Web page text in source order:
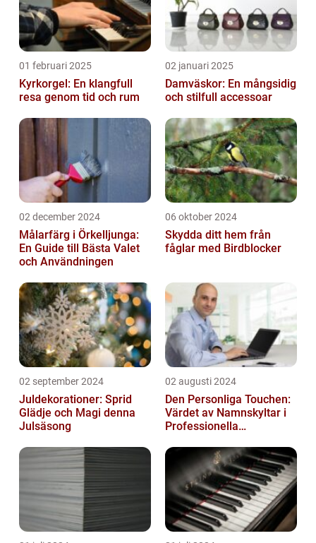
01 februari 2025
Kyrkorgel: En klangfull
resa genom tid och rum
02 januari 2025
Damväskor: En mångsidig
och stilfull accessoar
02 december 2024
Målarfärg i Örkelljunga:
En Guide till Bästa Valet
och Användningen
06 oktober 2024
Skydda ditt hem från
fåglar med Birdblocker
02 september 2024
Juldekorationer: Sprid
Glädje och Magi denna
Julsäsong
02 augusti 2024
Den Personliga Touchen:
Värdet av Namnskyltar i
Professionella